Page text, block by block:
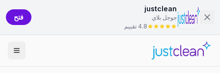
justclean
جوجل بلاي
4.8 تقييم
فتح